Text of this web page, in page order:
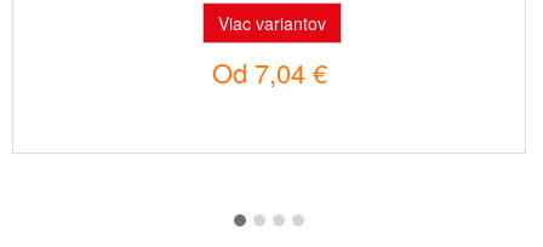
Viac variantov
Od 7,04 €